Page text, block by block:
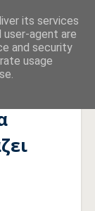
τομέας θα
its services
user-agent are
and security
usage